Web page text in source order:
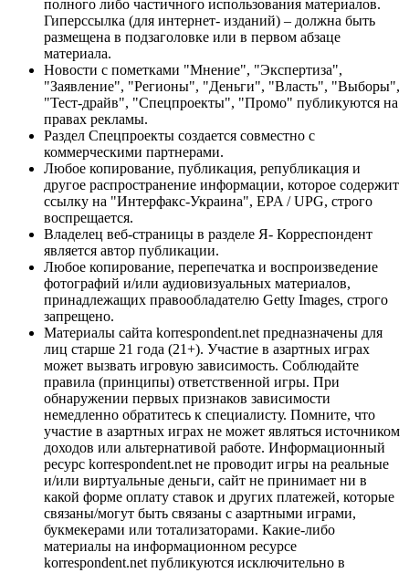
полного либо частичного использования материалов.
Гиперссылка (для интернет- изданий) – должна быть
размещена в подзаголовке или в первом абзаце
материала.
Новости с пометками "Мнение", "Экспертиза",
"Заявление", "Регионы", "Деньги", "Власть", "Выборы",
"Тест-драйв", "Спецпроекты", "Промо" публикуются на
правах рекламы.
Раздел Спецпроекты создается совместно с
коммерческими партнерами.
Любое копирование, публикация, републикация и
другое распространение информации, которое содержит
ссылку на "Интерфакс-Украина", EPA / UPG, строго
воспрещается.
Владелец веб-страницы в разделе Я- Корреспондент
является автор публикации.
Любое копирование, перепечатка и воспроизведение
фотографий и/или аудиовизуальных материалов,
принадлежащих правообладателю Getty Images, строго
запрещено.
Материалы сайта korrespondent.net предназначены для
лиц старше 21 года (21+). Участие в азартных играх
может вызвать игровую зависимость. Соблюдайте
правила (принципы) ответственной игры. При
обнаружении первых признаков зависимости
немедленно обратитесь к специалисту. Помните, что
участие в азартных играх не может являться источником
доходов или альтернативой работе. Информационный
ресурс korrespondent.net не проводит игры на реальные
и/или виртуальные деньги, сайт не принимает ни в
какой форме оплату ставок и других платежей, которые
связаны/могут быть связаны с азартными играми,
букмекерами или тотализаторами. Какие-либо
материалы на информационном ресурсе
korrespondent.net публикуются исключительно в